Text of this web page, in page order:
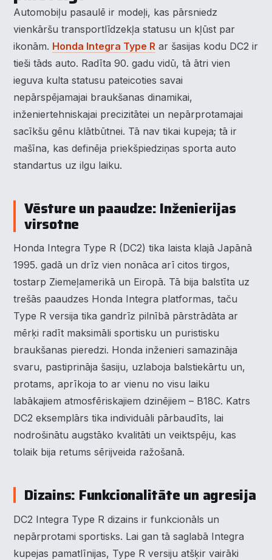
Automobiļu pasaulē ir modeļi, kas pārsniedz
vienkāršu transportlīdzekļa statusu un kļūst par
ikonām. Honda Integra Type R ar šasijas kodu DC2 ir
tieši tāds auto. Radīta 90. gadu vidū, tā ātri vien
ieguva kulta statusu pateicoties savai
nepārspējamajai braukšanas dinamikai,
inženiertehniskajai precizitātei un nepārprotamajai
sacīkšu gēnu klātbūtnei. Tā nav tikai kupeja; tā ir
mašīna, kas definēja priekšpiedziņas sporta auto
standartus uz ilgu laiku.
Vēsture un paaudze: Inženierijas
virsotne
Honda Integra Type R (DC2) tika laista klajā Japānā
1995. gadā un drīz vien nonāca arī citos tirgos,
tostarp Ziemeļamerikā un Eiropā. Tā bija balstīta uz
trešās paaudzes Honda Integra platformas, taču
Type R versija tika gandrīz pilnībā pārstrādāta ar
mērķi radīt maksimāli sportisku un puristisku
braukšanas pieredzi. Honda inženieri samazināja
svaru, pastiprināja šasiju, uzlaboja balstiekārtu un,
protams, aprīkoja to ar vienu no visu laiku
labākajiem atmosfēriskajiem dzinējiem – B18C. Katrs
DC2 eksemplārs tika individuāli pārbaudīts, lai
nodrošinātu augstāko kvalitāti un veiktspēju, kas
tolaik bija retums sērijveida ražošanā.
Dizains: Funkcionalitāte un agresija
DC2 Integra Type R dizains ir funkcionāls un
nepārprotami sportisks. Lai gan tā saglabā Integra
kupejas pamatlīnijas, Type R versiju atšķir vairāki